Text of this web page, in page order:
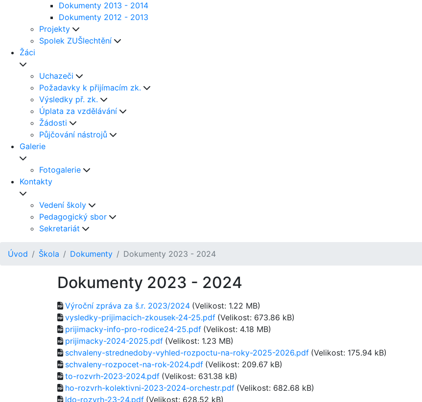
Dokumenty 2013 - 2014
Dokumenty 2012 - 2013
Projekty
Spolek ZUŠlechtění
Žáci
Uchazeči
Požadavky k přijímacím zk.
Výsledky př. zk.
Úplata za vzdělávání
Žádosti
Půjčování nástrojů
Galerie
Fotogalerie
Kontakty
Vedení školy
Pedagogický sbor
Sekretariát
Úvod Škola Dokumenty Dokumenty 2023 - 2024
Dokumenty 2023 - 2024
Výroční zpráva za š.r. 2023/2024 (Velikost: 1.22 MB)
vysledky-prijimacich-zkousek-24-25.pdf (Velikost: 673.86 kB)
prijimacky-info-pro-rodice24-25.pdf (Velikost: 4.18 MB)
prijimacky-2024-2025.pdf (Velikost: 1.23 MB)
schvaleny-strednedoby-vyhled-rozpoctu-na-roky-2025-2026.pdf (Velikost: 175.94 kB)
schvaleny-rozpocet-na-rok-2024.pdf (Velikost: 209.67 kB)
to-rozvrh-2023-2024.pdf (Velikost: 631.38 kB)
ho-rozvrh-kolektivni-2023-2024-orchestr.pdf (Velikost: 682.68 kB)
ldo-rozvrh-23-24.pdf (Velikost: 628.52 kB)